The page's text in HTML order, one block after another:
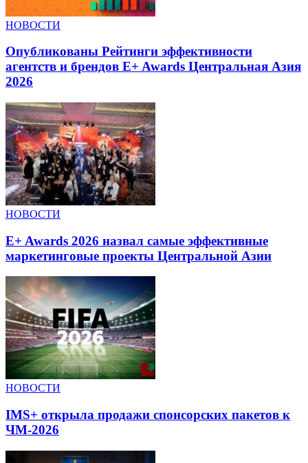
НОВОСТИ
Опубликованы Рейтинги эффективности
агентств и брендов E+ Awards Центральная Азия
2026
НОВОСТИ
E+ Awards 2026 назвал самые эффективные
маркетинговые проекты Центральной Азии
НОВОСТИ
IMS+ открыла продажи спонсорских пакетов к
ЧМ-2026